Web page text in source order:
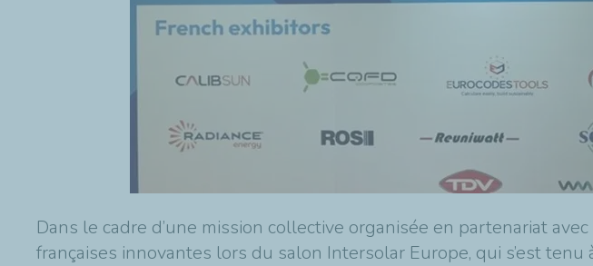
Dans le cadre d’une mission collective organisée en partenariat avec
françaises innovantes lors du salon Intersolar Europe, qui s’est